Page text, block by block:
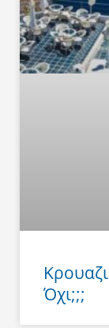
Όχι;;;